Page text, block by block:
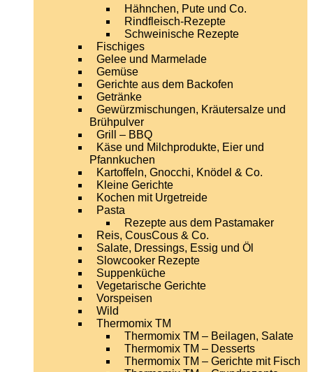
Hähnchen, Pute und Co.
Rindfleisch-Rezepte
Schweinische Rezepte
Fischiges
Gelee und Marmelade
Gemüse
Gerichte aus dem Backofen
Getränke
Gewürzmischungen, Kräutersalze und
Brühpulver
Grill – BBQ
Käse und Milchprodukte, Eier und
Pfannkuchen
Kartoffeln, Gnocchi, Knödel & Co.
Kleine Gerichte
Kochen mit Urgetreide
Pasta
Rezepte aus dem Pastamaker
Reis, CousCous & Co.
Salate, Dressings, Essig und Öl
Slowcooker Rezepte
Suppenküche
Vegetarische Gerichte
Vorspeisen
Wild
Thermomix TM
Thermomix TM – Beilagen, Salate
Thermomix TM – Desserts
Thermomix TM – Gerichte mit Fisch